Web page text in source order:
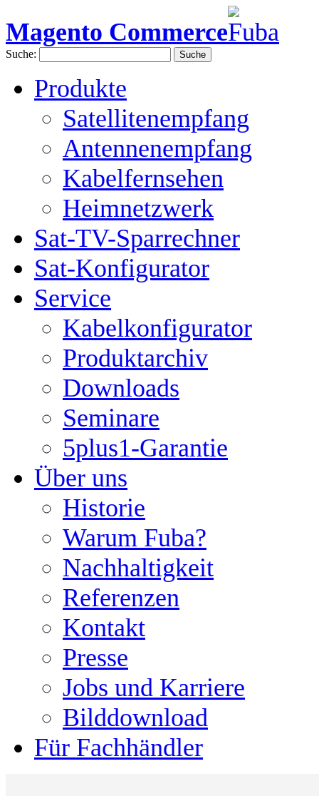
Magento Commerce
Suche: Suche
Produkte
Satellitenempfang
Antennenempfang
Kabelfernsehen
Heimnetzwerk
Sat-TV-Sparrechner
Sat-Konfigurator
Service
Kabelkonfigurator
Produktarchiv
Downloads
Seminare
5plus1-Garantie
Über uns
Historie
Warum Fuba?
Nachhaltigkeit
Referenzen
Kontakt
Presse
Jobs und Karriere
Bilddownload
Für Fachhändler